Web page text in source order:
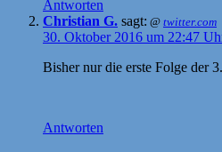
Antworten
Christian G. sagt: @ twitter.com
30. Oktober 2016 um 22:47
Bisher nur die erste Folge der
Antworten